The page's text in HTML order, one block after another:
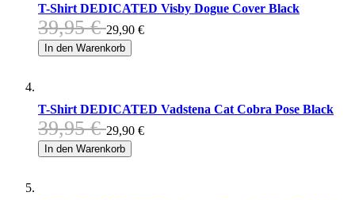
T-Shirt DEDICATED Visby Dogue Cover Black
39,95 € 29,90 €
In den Warenkorb
T-Shirt DEDICATED Vadstena Cat Cobra Pose Black
39,95 € 29,90 €
In den Warenkorb